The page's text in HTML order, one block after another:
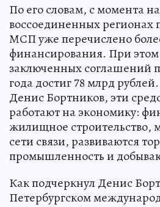
По его словам, с момента
воссоединенных регионах
МСП уже перечислено
финансирования. При
заключенных соглашений
года достиг 78 млрд
Денис Бортников, эти
работают на экономику:
жилищное строительство,
сети связи, развиваются
промышленность и
Как подчеркнул Денис
Петербургском